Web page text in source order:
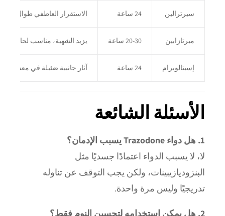
سيرترالين الاستقرار العاطفي طوال اليوم
ميرتازابين 20-30 ساعة يزيد الشهية، مناسب لحالات
إسيتالوبرام آثار جانبية ضئيلة في معظم
الأسئلة الشائعة
لا، لا يسبب الدواء اعتمادًا جسديًا مثل
البنزوديازيبينات، ولكن يجب التوقف عن تناوله
تدريجيًا وليس مرة واحدة.